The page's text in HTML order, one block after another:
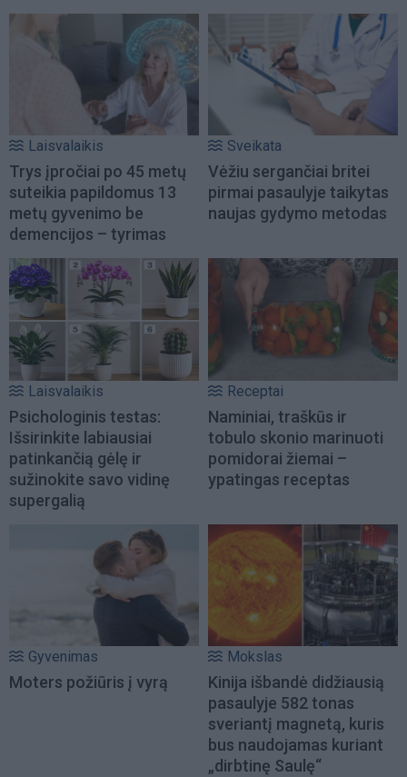
Laisvalaikis
Trys įpročiai po 45 metų
suteikia papildomus 13
metų gyvenimo be
demencijos – tyrimas
Sveikata
Vėžiu sergančiai britei
pirmai pasaulyje taikytas
naujas gydymo metodas
Laisvalaikis
Psichologinis testas:
Išsirinkite labiausiai
patinkančią gėlę ir
sužinokite savo vidinę
supergalią
Receptai
Naminiai, traškūs ir
tobulo skonio marinuoti
pomidorai žiemai –
ypatingas receptas
Gyvenimas
Moters požiūris į vyrą
Mokslas
Kinija išbandė didžiausią
pasaulyje 582 tonas
sveriantį magnetą, kuris
bus naudojamas kuriant
„dirbtinę Saulę“